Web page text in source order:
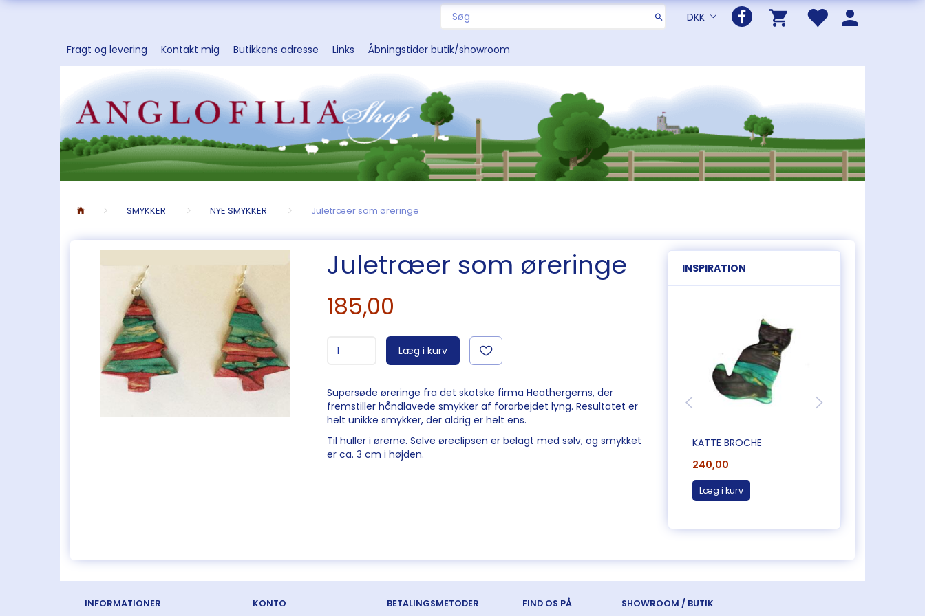
DKK
Fragt og levering Kontakt mig Butikkens adresse Links Åbningstider butik/showroom
SMYKKER NYE SMYKKER Juletræer som øreringe
Juletræer som øreringe
185,00
Læg i kurv
Supersøde øreringe fra det skotske firma Heathergems, der
fremstiller håndlavede smykker af forarbejdet lyng. Resultatet er
helt unikke smykker, der aldrig er helt ens.
Til huller i ørerne. Selve øreclipsen er belagt med sølv, og smykket
er ca. 3 cm i højden.
INSPIRATION
KATTE BROCHE
240,00
Læg i kurv
INFORMATIONER KONTO BETALINGSMETODER FIND OS PÅ SHOWROOM / BUTIK